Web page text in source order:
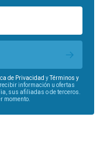
de Privacidad yTérminos y
información u ofertas
sus afiliadas o de terceros.
momento.